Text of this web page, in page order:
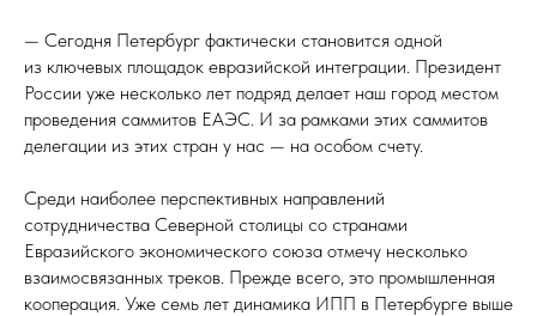
— Сегодня Петербург фактически становится одной
из ключевых площадок евразийской интеграции. Президент
России уже несколько лет подряд делает наш город местом
проведения саммитов ЕАЭС. И за рамками этих саммитов
делегации из этих стран у нас — на особом счету.
Среди наиболее перспективных направлений
сотрудничества Северной столицы со странами
Евразийского экономического союза отмечу несколько
взаимосвязанных треков. Прежде всего, это промышленная
кооперация. Уже семь лет динамика ИПП в Петербурге выше